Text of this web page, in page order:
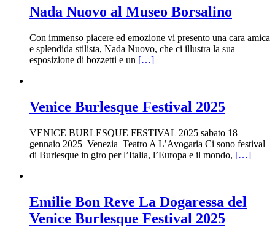
Nada Nuovo al Museo Borsalino
Con immenso piacere ed emozione vi presento una cara amica
e splendida stilista, Nada Nuovo, che ci illustra la sua
esposizione di bozzetti e un […]
Venice Burlesque Festival 2025
VENICE BURLESQUE FESTIVAL 2025 sabato 18
gennaio 2025 Venezia Teatro A L’Avogaria Ci sono festival
di Burlesque in giro per l’Italia, l’Europa e il mondo, […]
Emilie Bon Reve La Dogaressa del
Venice Burlesque Festival 2025